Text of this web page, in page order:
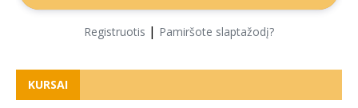
Registruotis | Pamiršote slaptažodį?
KURSAI